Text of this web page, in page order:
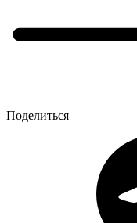
Поделиться